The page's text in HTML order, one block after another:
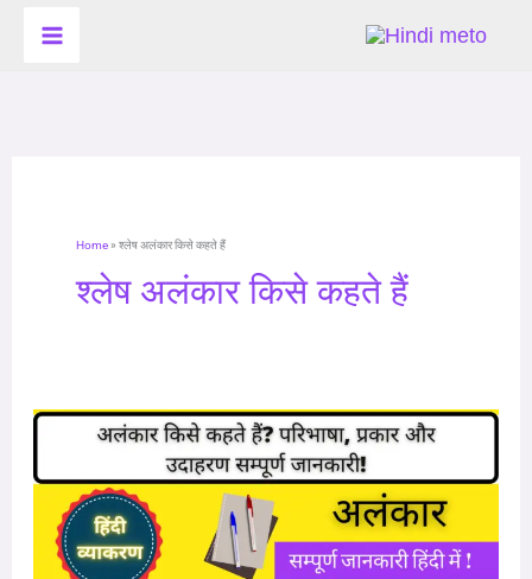
Home» श्लेष अलंकार किसे कहते हैं
श्लेष अलंकार किसे कहते हैं
अलंकार
परिभाषा,